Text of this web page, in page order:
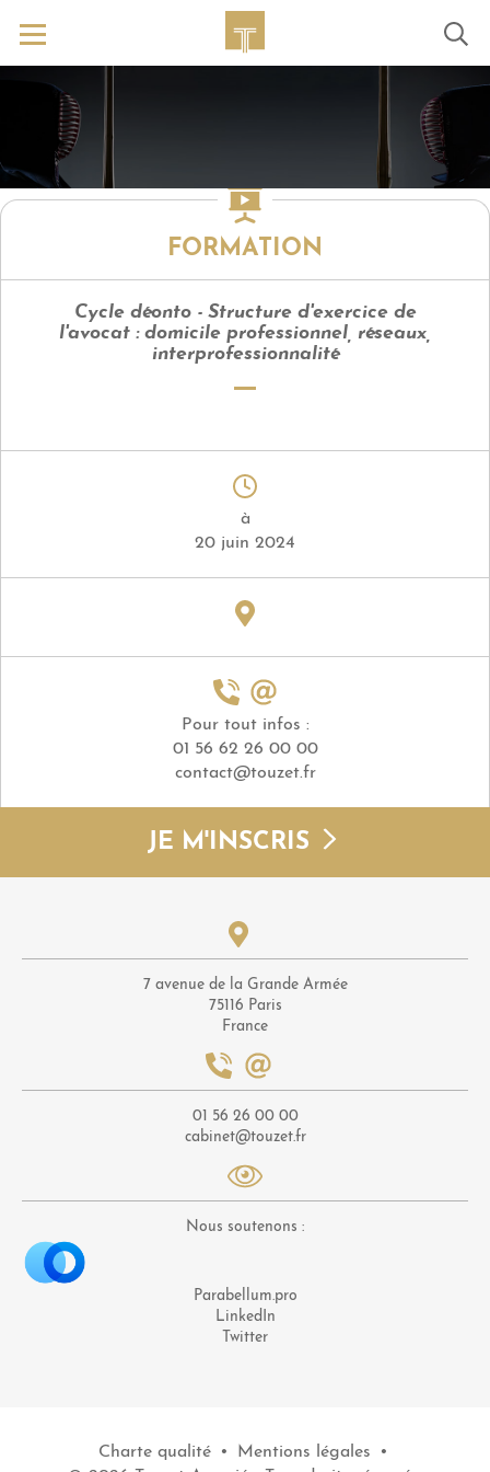
FORMATION
Cycle déonto - Structure d'exercice de
l'avocat : domicile professionnel, réseaux,
interprofessionnalité
à
20 juin 2024
Pour tout infos :
01 56 62 26 00 00
contact@touzet.fr
JE M'INSCRIS
7 avenue de la Grande Armée
75116 Paris
France
01 56 26 00 00
cabinet@touzet.fr
Nous soutenons :
Parabellum.pro
LinkedIn
Twitter
Charte qualité • Mentions légales
•